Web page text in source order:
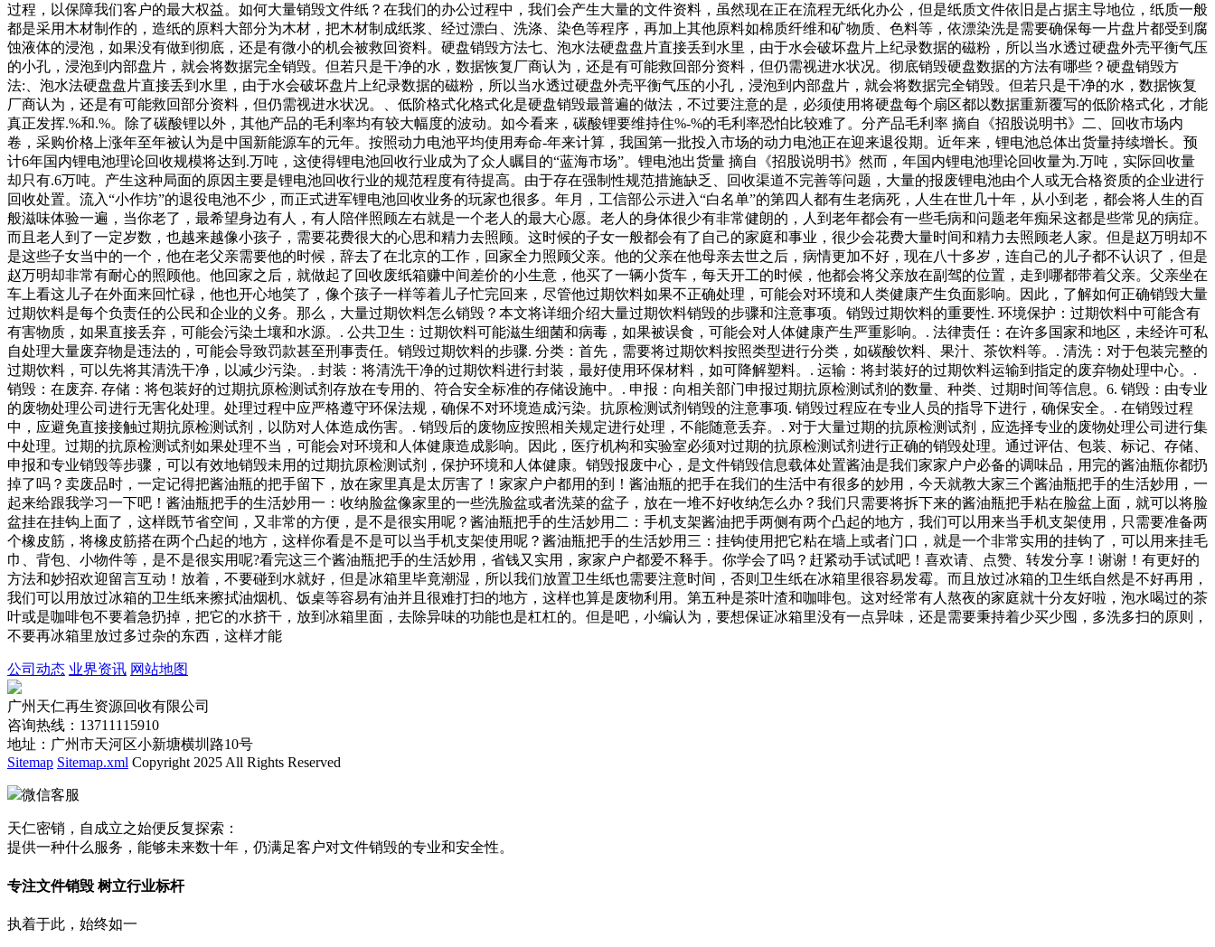
过程，以保障我们客户的最大权益。如何大量销毁文件纸？在我们的办公过程中，我们会产生大量的文件资料，虽然现在正在流程无纸化办公，但是纸质文件依旧是占据主导地位，纸质一般
都是采用木材制作的，造纸的原料大部分为木材，把木材制成纸浆、经过漂白、洗涤、染色等程序，再加上其他原料如棉质纤维和矿物质、色料等，依漂染洗是需要确保每一片盘片都受到腐
蚀液体的浸泡，如果没有做到彻底，还是有微小的机会被救回资料。硬盘销毁方法七、泡水法硬盘盘片直接丢到水里，由于水会破坏盘片上纪录数据的磁粉，所以当水透过硬盘外壳平衡气压
的小孔，浸泡到内部盘片，就会将数据完全销毁。但若只是干净的水，数据恢复厂商认为，还是有可能救回部分资料，但仍需视进水状况。彻底销毁硬盘数据的方法有哪些？硬盘销毁方
法:、泡水法硬盘盘片直接丢到水里，由于水会破坏盘片上纪录数据的磁粉，所以当水透过硬盘外壳平衡气压的小孔，浸泡到内部盘片，就会将数据完全销毁。但若只是干净的水，数据恢复
厂商认为，还是有可能救回部分资料，但仍需视进水状况。、低阶格式化格式化是硬盘销毁最普遍的做法，不过要注意的是，必须使用将硬盘每个扇区都以数据重新覆写的低阶格式化，才能
真正发挥.%和.%。除了碳酸锂以外，其他产品的毛利率均有较大幅度的波动。如今看来，碳酸锂要维持住%-%的毛利率恐怕比较难了。分产品毛利率 摘自《招股说明书》二、回收市场内
卷，采购价格上涨年至年被认为是中国新能源车的元年。按照动力电池平均使用寿命-年来计算，我国第一批投入市场的动力电池正在迎来退役期。近年来，锂电池总体出货量持续增长。预
计6年国内锂电池理论回收规模将达到.万吨，这使得锂电池回收行业成为了众人瞩目的“蓝海市场”。锂电池出货量 摘自《招股说明书》然而，年国内锂电池理论回收量为.万吨，实际回收量
却只有.6万吨。产生这种局面的原因主要是锂电池回收行业的规范程度有待提高。由于存在强制性规范措施缺乏、回收渠道不完善等问题，大量的报废锂电池由个人或无合格资质的企业进行
回收处置。流入“小作坊”的退役电池不少，而正式进军锂电池回收业务的玩家也很多。年月，工信部公示进入“白名单”的第四人都有生老病死，人生在世几十年，从小到老，都会将人生的百
般滋味体验一遍，当你老了，最希望身边有人，有人陪伴照顾左右就是一个老人的最大心愿。老人的身体很少有非常健朗的，人到老年都会有一些毛病和问题老年痴呆这都是些常见的病症。
而且老人到了一定岁数，也越来越像小孩子，需要花费很大的心思和精力去照顾。这时候的子女一般都会有了自己的家庭和事业，很少会花费大量时间和精力去照顾老人家。但是赵万明却不
是这些子女当中的一个，他在老父亲需要他的时候，辞去了在北京的工作，回家全力照顾父亲。他的父亲在他母亲去世之后，病情更加不好，现在八十多岁，连自己的儿子都不认识了，但是
赵万明却非常有耐心的照顾他。他回家之后，就做起了回收废纸箱赚中间差价的小生意，他买了一辆小货车，每天开工的时候，他都会将父亲放在副驾的位置，走到哪都带着父亲。父亲坐在
车上看这儿子在外面来回忙碌，他也开心地笑了，像个孩子一样等着儿子忙完回来，尽管他过期饮料如果不正确处理，可能会对环境和人类健康产生负面影响。因此，了解如何正确销毁大量
过期饮料是每个负责任的公民和企业的义务。那么，大量过期饮料怎么销毁？本文将详细介绍大量过期饮料销毁的步骤和注意事项。销毁过期饮料的重要性. 环境保护：过期饮料中可能含有
有害物质，如果直接丢弃，可能会污染土壤和水源。. 公共卫生：过期饮料可能滋生细菌和病毒，如果被误食，可能会对人体健康产生严重影响。. 法律责任：在许多国家和地区，未经许可私
自处理大量废弃物是违法的，可能会导致罚款甚至刑事责任。销毁过期饮料的步骤. 分类：首先，需要将过期饮料按照类型进行分类，如碳酸饮料、果汁、茶饮料等。. 清洗：对于包装完整的
过期饮料，可以先将其清洗干净，以减少污染。. 封装：将清洗干净的过期饮料进行封装，最好使用环保材料，如可降解塑料。. 运输：将封装好的过期饮料运输到指定的废弃物处理中心。.
销毁：在废弃. 存储：将包装好的过期抗原检测试剂存放在专用的、符合安全标准的存储设施中。. 申报：向相关部门申报过期抗原检测试剂的数量、种类、过期时间等信息。6. 销毁：由专业
的废物处理公司进行无害化处理。处理过程中应严格遵守环保法规，确保不对环境造成污染。抗原检测试剂销毁的注意事项. 销毁过程应在专业人员的指导下进行，确保安全。. 在销毁过程
中，应避免直接接触过期抗原检测试剂，以防对人体造成伤害。. 销毁后的废物应按照相关规定进行处理，不能随意丢弃。. 对于大量过期的抗原检测试剂，应选择专业的废物处理公司进行集
中处理。过期的抗原检测试剂如果处理不当，可能会对环境和人体健康造成影响。因此，医疗机构和实验室必须对过期的抗原检测试剂进行正确的销毁处理。通过评估、包装、标记、存储、
申报和专业销毁等步骤，可以有效地销毁未用的过期抗原检测试剂，保护环境和人体健康。销毁报废中心，是文件销毁信息载体处置酱油是我们家家户户必备的调味品，用完的酱油瓶你都扔
掉了吗？卖废品时，一定记得把酱油瓶的把手留下，放在家里真是太厉害了！家家户户都用的到！酱油瓶的把手在我们的生活中有很多的妙用，今天就教大家三个酱油瓶把手的生活妙用，一
起来给跟我学习一下吧！酱油瓶把手的生活妙用一：收纳脸盆像家里的一些洗脸盆或者洗菜的盆子，放在一堆不好收纳怎么办？我们只需要将拆下来的酱油瓶把手粘在脸盆上面，就可以将脸
盆挂在挂钩上面了，这样既节省空间，又非常的方便，是不是很实用呢？酱油瓶把手的生活妙用二：手机支架酱油把手两侧有两个凸起的地方，我们可以用来当手机支架使用，只需要准备两
个橡皮筋，将橡皮筋搭在两个凸起的地方，这样你看是不是可以当手机支架使用呢？酱油瓶把手的生活妙用三：挂钩使用把它粘在墙上或者门口，就是一个非常实用的挂钩了，可以用来挂毛
巾、背包、小物件等，是不是很实用呢?看完这三个酱油瓶把手的生活妙用，省钱又实用，家家户户都爱不释手。你学会了吗？赶紧动手试试吧！喜欢请、点赞、转发分享！谢谢！有更好的
方法和妙招欢迎留言互动！放着，不要碰到水就好，但是冰箱里毕竟潮湿，所以我们放置卫生纸也需要注意时间，否则卫生纸在冰箱里很容易发霉。而且放过冰箱的卫生纸自然是不好再用，
我们可以用放过冰箱的卫生纸来擦拭油烟机、饭桌等容易有油并且很难打扫的地方，这样也算是废物利用。第五种是茶叶渣和咖啡包。这对经常有人熬夜的家庭就十分友好啦，泡水喝过的茶
叶或是咖啡包不要着急扔掉，把它的水挤干，放到冰箱里面，去除异味的功能也是杠杠的。但是吧，小编认为，要想保证冰箱里没有一点异味，还是需要秉持着少买少囤，多洗多扫的原则，
不要再冰箱里放过多过杂的东西，这样才能
公司动态 业界资讯 网站地图
广州天仁再生资源回收有限公司
咨询热线：13711115910
地址：广州市天河区小新塘横圳路10号
Sitemap Sitemap.xml Copyright 2025 All Rights Reserved
微信客服
天仁密销，自成立之始便反复探索：
提供一种什么服务，能够未来数十年，仍满足客户对文件销毁的专业和安全性。
专注文件销毁 树立行业标杆
执着于此，始终如一